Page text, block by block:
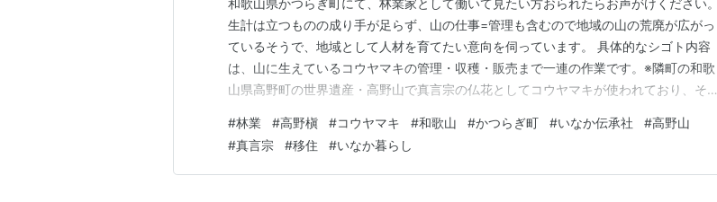
和歌山県かつらぎ町にて、林業家として働いて見たい方おられたらお声がけください。
生計は立つものの成り手が足らず、山の仕事=管理も含むので地域の山の荒廃が広がっ
ているそうで、地域として人材を育てたい意向を伺っています。 具体的なシゴト内容
は、山に生えているコウヤマキの管理・収穫・販売まで一連の作業です。※隣町の和歌
山県高野町の世界遺産・高野山で真言宗の仏花としてコウヤマキが使われており、その
とは思っていないので、とりあえずやってみたい方、関心のある方居られたらご連絡く
ださい。#林業 #コウヤマキ #高野槇 #和歌山 #…
#林業 #高野槇 #コウヤマキ #和歌山 #かつらぎ町 #いなか伝承社 #高野山
#真言宗 #移住 #いなか暮らし